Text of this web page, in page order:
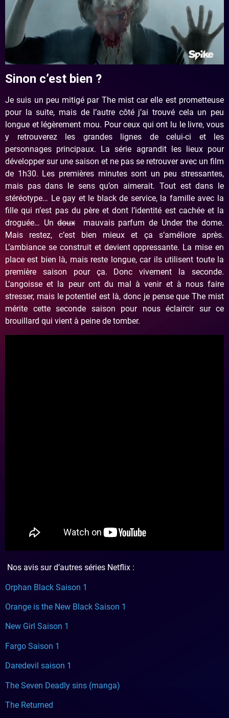
Sinon c’est bien ?
Je suis un peu mitigé par The mist car elle est prometteuse
pour la suite, mais de l’autre côté j’ai trouvé cela un peu
longue et légèrement mou. Pour ceux qui ont lu le livre, vous
y retrouverez les grandes lignes de celui-ci et les
personnages principaux. La série agrandit les lieux pour
développer sur une saison et ne pas se retrouver avec un film
de 1h30. Les premières minutes sont un peu stressantes,
mais pas dans le sens qu’on aimerait. Tout est dans le
stéréotype… Le gay et le black de service, la famille avec la
fille qui n’est pas du père et dont l’identité est cachée et la
droguée… Undouxmauvais parfum de Under the dome.
Mais restez, c’est bien mieux et ça s’améliore après.
L’ambiance se construit et devient oppressante. La mise en
place est bien là, mais reste longue, car ils utilisent toute la
première saison pour ça. Donc vivement la seconde.
L’angoisse et la peur ont du mal à venir et à nous faire
stresser, mais le potentiel est là, donc je pense que The mist
mérite cette seconde saison pour nous éclaircir sur ce
brouillard qui vient à peine de tomber.
Nos avis sur d’autres séries Netflix :
Orphan Black Saison 1
Orange is the New Black Saison 1
New Girl Saison 1
Fargo Saison 1
Daredevil saison 1
The Seven Deadly sins (manga)
The Returned